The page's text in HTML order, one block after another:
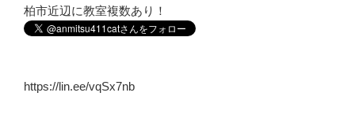
柏市近辺に教室複数あり！
https://lin.ee/vqSx7nb